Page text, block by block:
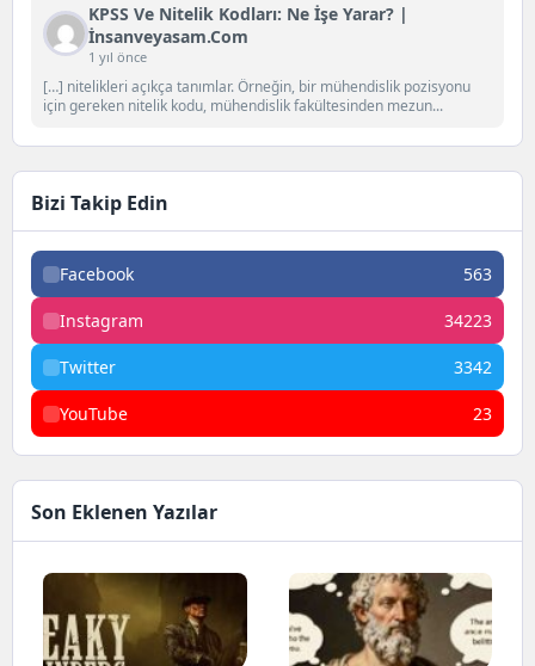
KPSS Ve Nitelik Kodları: Ne İşe Yarar? |
İnsanveyasam.com
1 yıl önce
[…] nitelikleri açıkça tanımlar. Örneğin, bir mühendislik pozisyonu
için gereken nitelik kodu, mühendislik fakültesinden mezun...
Bizi Takip Edin
Facebook 563
Instagram 34223
Twitter 3342
YouTube 23
Son Eklenen Yazılar